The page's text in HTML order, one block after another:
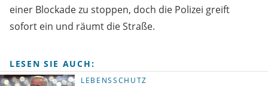
einer Blockade zu stoppen, doch die Polizei greift
sofort ein und räumt die Straße.
LESEN SIE AUCH:
LEBENSSCHUTZ